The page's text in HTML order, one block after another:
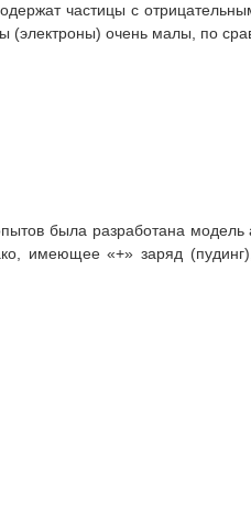
частицы с
(электроны) очень малы, по
была разработана
имеющее «+» заряд